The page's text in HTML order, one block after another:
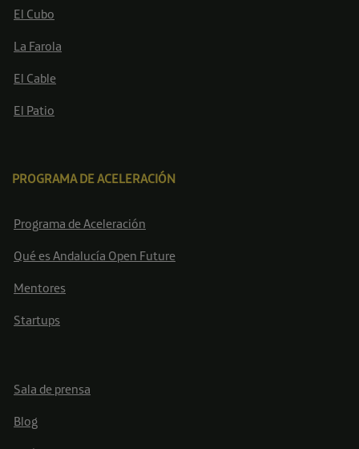
El Cubo
La Farola
El Cable
El Patio
PROGRAMA DE ACELERACIÓN
Programa de Aceleración
Qué es Andalucía Open Future
Mentores
Startups
Sala de prensa
Blog